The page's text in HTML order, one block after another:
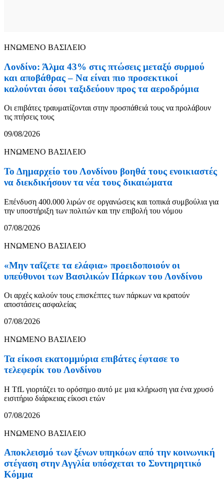
ΗΝΩΜΕΝΟ ΒΑΣΙΛΕΙΟ
Λονδίνο: Άλμα 43% στις πτώσεις μεταξύ συρμού
και αποβάθρας – Να είναι πιο προσεκτικοί
καλούνται όσοι ταξιδεύουν προς τα αεροδρόμια
Οι επιβάτες τραυματίζονται στην προσπάθειά τους να προλάβουν
τις πτήσεις τους
09/08/2026
ΗΝΩΜΕΝΟ ΒΑΣΙΛΕΙΟ
Το Δημαρχείο του Λονδίνου βοηθά τους ενοικιαστές
να διεκδικήσουν τα νέα τους δικαιώματα
Επένδυση 400.000 λιρών σε οργανώσεις και τοπικά συμβούλια για
την υποστήριξη των πολιτών και την επιβολή του νόμου
07/08/2026
ΗΝΩΜΕΝΟ ΒΑΣΙΛΕΙΟ
«Μην ταΐζετε τα ελάφια» προειδοποιούν οι
υπεύθυνοι των Βασιλικών Πάρκων του Λονδίνου
Οι αρχές καλούν τους επισκέπτες των πάρκων να κρατούν
αποστάσεις ασφαλείας
07/08/2026
ΗΝΩΜΕΝΟ ΒΑΣΙΛΕΙΟ
Τα είκοσι εκατομμύρια επιβάτες έφτασε το
τελεφερίκ του Λονδίνου
Η TfL γιορτάζει το ορόσημο αυτό με μια κλήρωση για ένα χρυσό
εισιτήριο διάρκειας είκοσι ετών
07/08/2026
ΗΝΩΜΕΝΟ ΒΑΣΙΛΕΙΟ
Αποκλεισμό των ξένων υπηκόων από την κοινωνική
στέγαση στην Αγγλία υπόσχεται το Συντηρητικό
Κόμμα